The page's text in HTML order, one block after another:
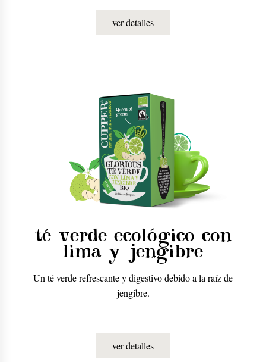
ver detalles
té verde ecológico con
lima y jengibre
Un té verde refrescante y digestivo debido a la raíz de
jengibre.
ver detalles